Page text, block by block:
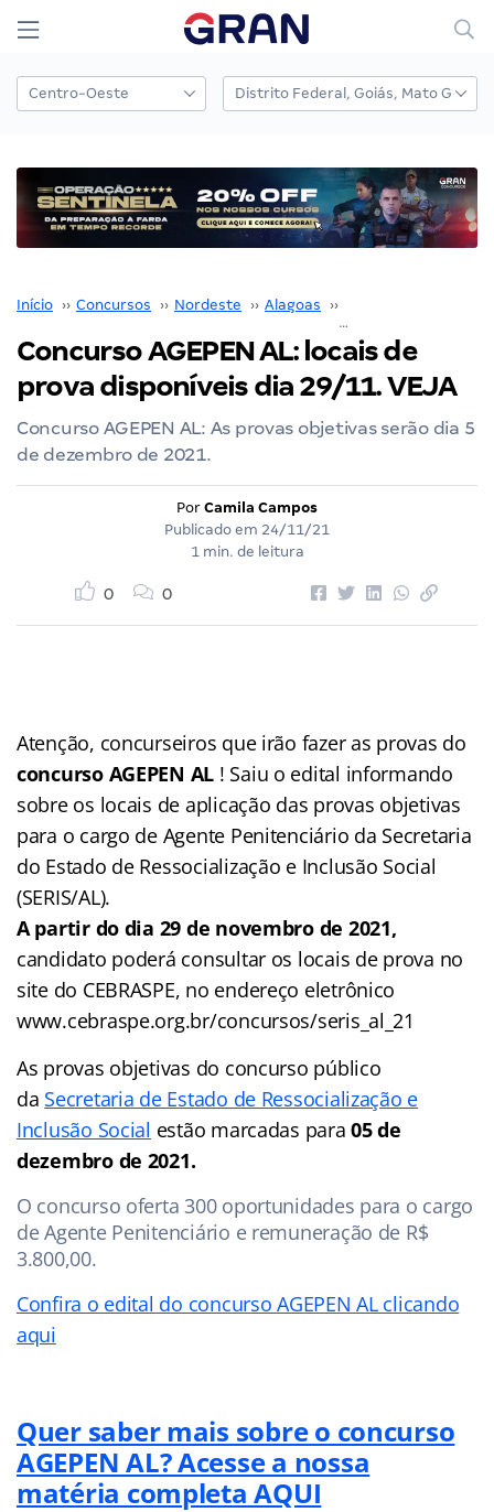
Início ›› Concursos ›› Nordeste ›› Alagoas ››
Concurso AGEPEN AL: locais de
prova disponíveis dia 29/11. VEJA
Concurso AGEPEN AL: As provas objetivas serão dia 5
de dezembro de 2021.
Por Camila Campos
Publicado em 24/11/21
1 min. de leitura
0 0
Atenção, concurseiros que irão fazer as provas do
concurso AGEPEN AL ! Saiu o edital informando
sobre os locais de aplicação das provas objetivas
para o cargo de Agente Penitenciário da Secretaria
do Estado de Ressocialização e Inclusão Social
(SERIS/AL).
A partir do dia 29 de novembro de 2021,
candidato poderá consultar os locais de prova no
site do CEBRASPE, no endereço eletrônico
www.cebraspe.org.br/concursos/seris_al_21
As provas objetivas do concurso público
da Secretaria de Estado de Ressocialização e
Inclusão Social estão marcadas para05 de
dezembro de 2021.
O concurso oferta 300 oportunidades para o cargo
de Agente Penitenciário e remuneração de R$
3.800,00.
Confira o edital do concurso AGEPEN AL clicando
aqui
Quer saber mais sobre o concurso
AGEPEN AL? Acesse a nossa
matéria completa AQUI